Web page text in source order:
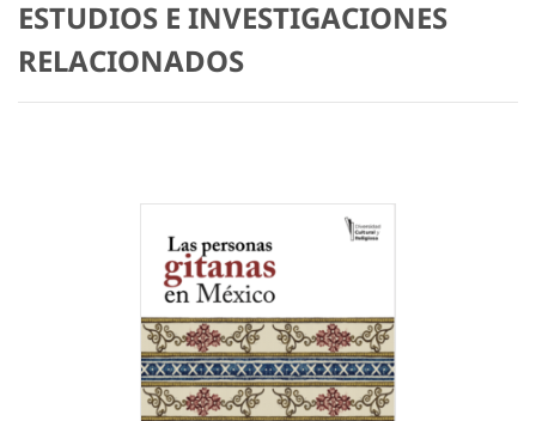
ESTUDIOS E INVESTIGACIONES
RELACIONADOS